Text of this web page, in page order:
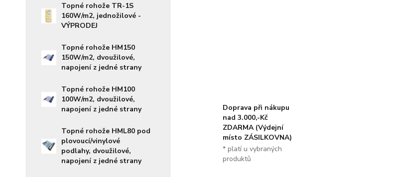
Topné rohože TR-1S
160W/m2, jednožilové -
VÝPRODEJ
Topné rohože HM150
150W/m2, dvoužilové,
napojení z jedné strany
Topné rohože HM100
100W/m2, dvoužilové,
napojení z jedné strany
Topné rohože HML80 pod
plovoucí/vinylové
podlahy, dvoužilové,
napojení z jedné strany
Doprava při nákupu
nad 3.000,-Kč
ZDARMA (Výdejní
místo ZÁSILKOVNA)
* platí u vybraných
produktů